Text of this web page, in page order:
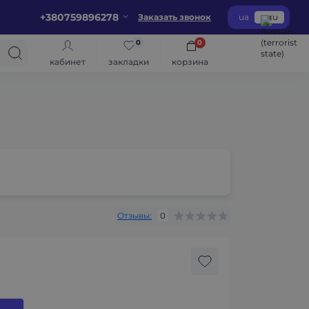
+380759896278 Заказать звонок ua ru
кабинет закладки
0
корзина
0
Отзывы: 0